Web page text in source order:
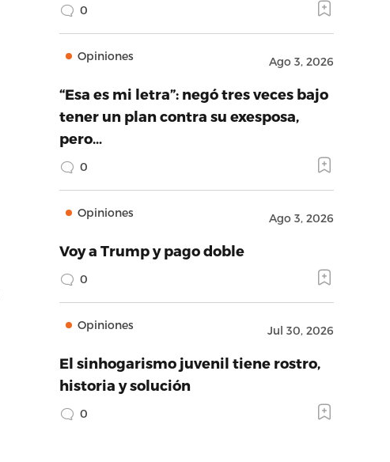
0
Opiniones Ago 3, 2026
“Esa es mi letra”: negó tres veces bajo
tener un plan contra su exesposa,
pero…
0
Opiniones Ago 3, 2026
Voy a Trump y pago doble
0
Opiniones Jul 30, 2026
El sinhogarismo juvenil tiene rostro,
historia y solución
0